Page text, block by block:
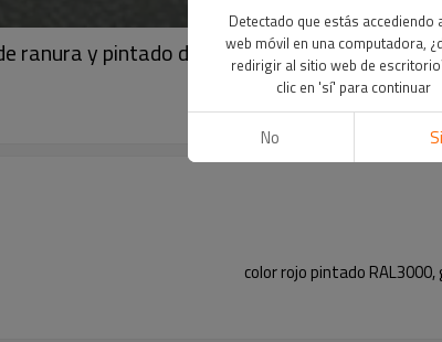
ranura y pintado de rojo
color rojo pintado
Detectado que estás accediendo
web móvil en una computadora,
redirigir al sitio web de
clic en 'sí' para continuar
No Si